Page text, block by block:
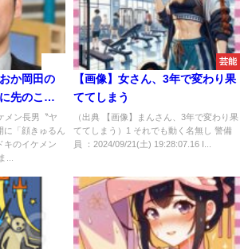
か岡田の
先のこと
メン長男〝ヤ
「顔きゅるん
キのイケメン
芸能
【画像】女さん、3年で変わり果
ててしまう
（出典 【画像】まんさん、3年で変わり果
ててしまう）1 それでも動く名無し 警備
員 ：2024/09/21(土) 19:28:07.16 I...